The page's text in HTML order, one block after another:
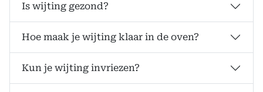
Is wijting gezond?
Hoe maak je wijting klaar in de oven?
Kun je wijting invriezen?